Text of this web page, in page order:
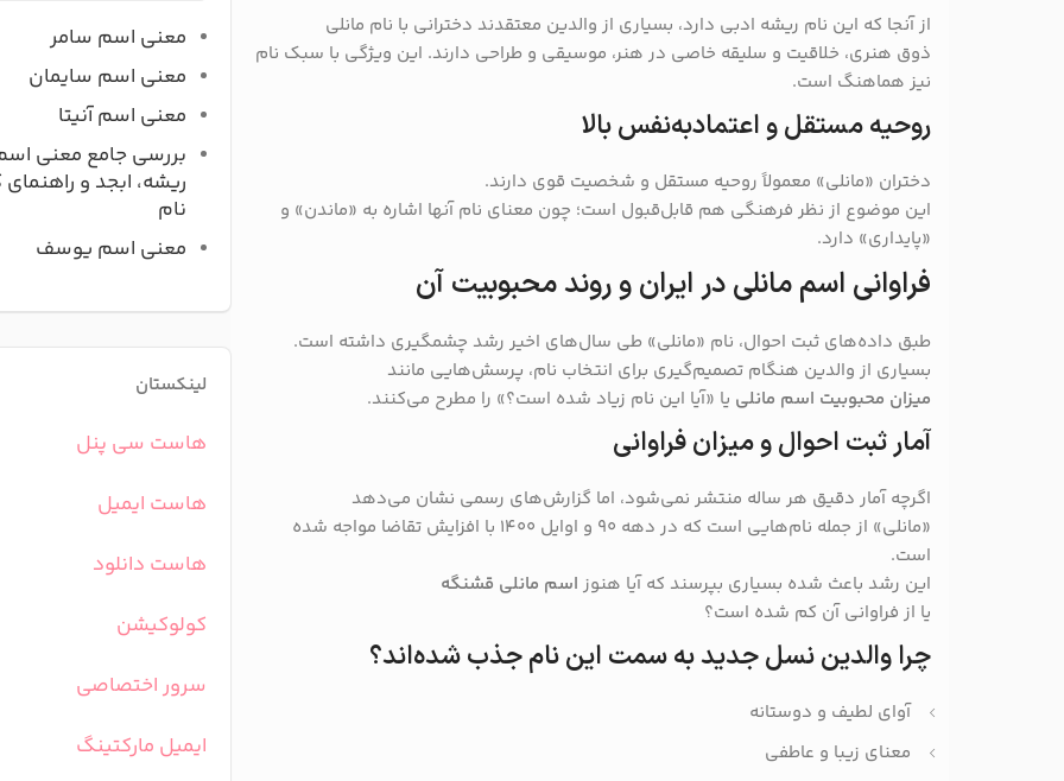
از آنجا که این نام ریشه ادبی دارد، بسیاری از والدین معتقدند دخترانی با نام مانلی
ذوق هنری، خلاقیت و سلیقه خاصی در هنر، موسیقی و طراحی دارند. این ویژگی با سبک نام
نیز هماهنگ است.
روحیه مستقل و اعتمادبه‌نفس بالا
دختران «مانلی» معمولاً روحیه مستقل و شخصیت قوی دارند.
این موضوع از نظر فرهنگی هم قابل‌قبول است؛ چون معنای نام آنها اشاره به «ماندن» و
«پایداری» دارد.
فراوانی اسم مانلی در ایران و روند محبوبیت آن
طبق داده‌های ثبت احوال، نام «مانلی» طی سال‌های اخیر رشد چشمگیری داشته است.
بسیاری از والدین هنگام تصمیم‌گیری برای انتخاب نام، پرسش‌هایی مانند
میزان محبوبیت اسم مانلی یا «آیا این نام زیاد شده است؟» را مطرح می‌کنند.
آمار ثبت احوال و میزان فراوانی
اگرچه آمار دقیق هر ساله منتشر نمی‌شود، اما گزارش‌های رسمی نشان می‌دهد
«مانلی» از جمله نام‌هایی است که در دهه ۹۰ و اوایل ۱۴۰۰ با افزایش تقاضا مواجه شده
است.
این رشد باعث شده بسیاری بپرسند که آیا هنوز اسم مانلی قشنگه
یا از فراوانی آن کم شده است؟
چرا والدین نسل جدید به سمت این نام جذب شده‌اند؟
آوای لطیف و دوستانه
معنای زیبا و عاطفی
معنی اسم سامر
معنی اسم سایمان
معنی اسم آنیتا
بررسی جامع معنی
ریشه، ابجد و
نام
معنی اسم یوسف
لینکستان
هاست سی پنل
هاست ایمیل
هاست دانلود
کولوکیشن
سرور اختصاصی
ایمیل مارکتینگ